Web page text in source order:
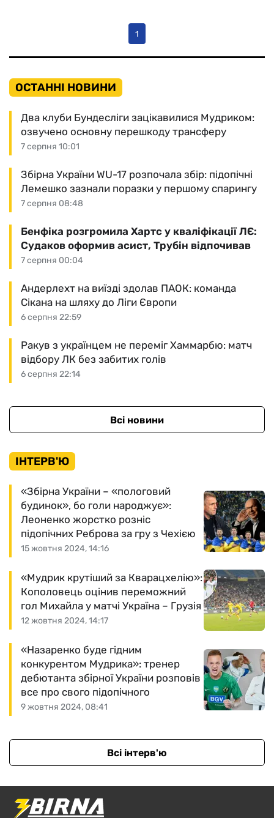
1
ОСТАННІ НОВИНИ
7 серпня 10:01
Два клуби Бундесліги зацікавилися Мудриком:
озвучено основну перешкоду трансферу
7 серпня 08:48
Збірна України WU-17 розпочала збір: підопічні
Лемешко зазнали поразки у першому спарингу
7 серпня 00:04
Бенфіка розгромила Хартс у кваліфікації ЛЄ:
Судаков оформив асист, Трубін відпочивав
6 серпня 22:59
Андерлехт на виїзді здолав ПАОК: команда
Сікана на шляху до Ліги Європи
6 серпня 22:14
Ракув з українцем не переміг Хаммарбю: матч
відбору ЛК без забитих голів
Всі новини
ІНТЕРВ'Ю
15 жовтня 2024, 14:16
«Збірна України – «пологовий
будинок», бо голи народжує»:
Леоненко жорстко розніс
підопічних Реброва за гру з Чехією
12 жовтня 2024, 14:17
«Мудрик крутіший за Кварацхелію»:
Кополовець оцінив переможний
гол Михайла у матчі Україна – Грузія
9 жовтня 2024, 08:41
«Назаренко буде гідним
конкурентом Мудрика»: тренер
дебютанта збірної України розповів
все про свого підопічного
Всі інтерв'ю